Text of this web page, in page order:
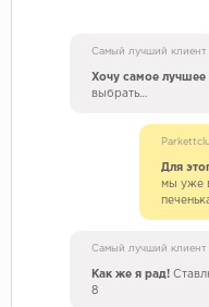
Самый лучший клиент
Хочу самое лучшее
выбрать…
Для
мы уже
Самый лучший клиент
Как же я рад!
8